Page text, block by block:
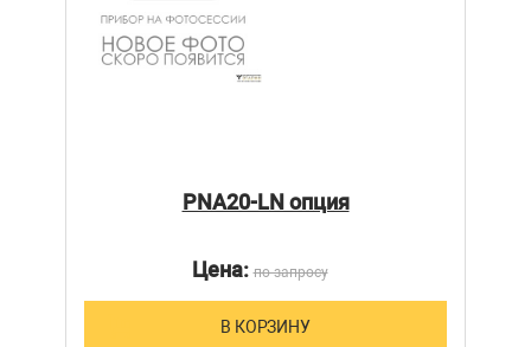
PNA20-LN опция
Цена:по запросу
В КОРЗИНУ